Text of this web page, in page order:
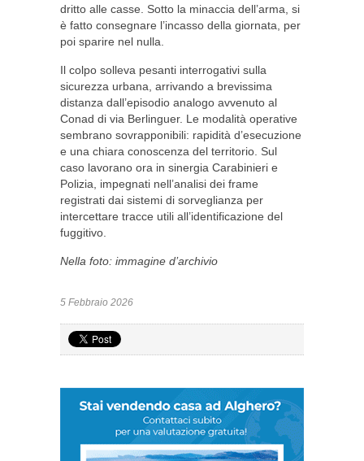
dritto alle casse. Sotto la minaccia dell’arma, si
è fatto consegnare l’incasso della giornata, per
poi sparire nel nulla.
Il colpo solleva pesanti interrogativi sulla
sicurezza urbana, arrivando a brevissima
distanza dall’episodio analogo avvenuto al
Conad di via Berlinguer. Le modalità operative
sembrano sovrapponibili: rapidità d’esecuzione
e una chiara conoscenza del territorio. Sul
caso lavorano ora in sinergia Carabinieri e
Polizia, impegnati nell’analisi dei frame
registrati dai sistemi di sorveglianza per
intercettare tracce utili all’identificazione del
fuggitivo.
Nella foto: immagine d’archivio
5 Febbraio 2026